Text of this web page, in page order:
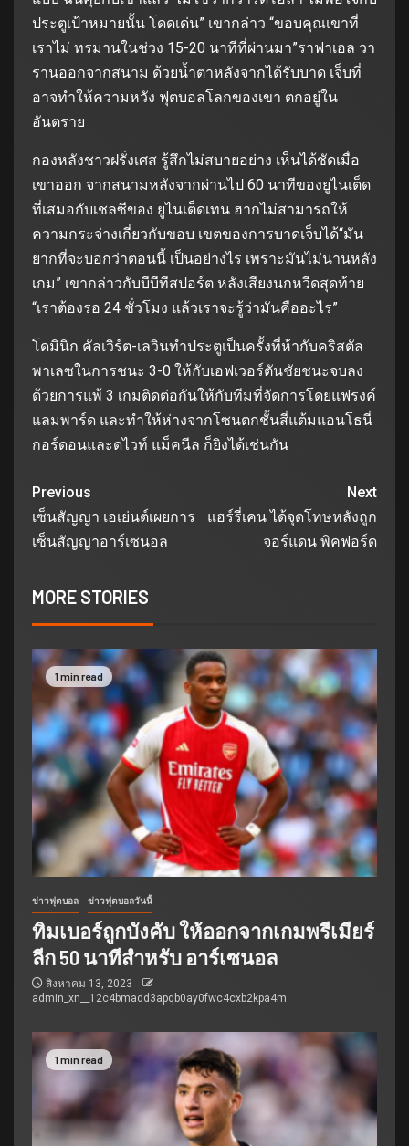
ประตูเป้าหมายนั้น โดดเด่น” เขากล่าว “ขอบคุณเขาที่
เราไม่ ทรมานในช่วง 15-20 นาทีที่ผ่านมา”ราฟาเอล วา
รานออกจากสนาม ด้วยน้ำตาหลังจากได้รับบาด เจ็บที่
อาจทำให้ความหวัง ฟุตบอลโลกของเขา ตกอยู่ใน
อันตราย
กองหลังชาวฝรั่งเศส รู้สึกไม่สบายอย่าง เห็นได้ชัดเมื่อ
เขาออก จากสนามหลังจากผ่านไป 60 นาทีของยูไนเต็ด
ที่เสมอกับเชลซีของ ยูไนเต็ดเทน ฮากไม่สามารถให้
ความกระจ่างเกี่ยวกับขอบ เขตของการบาดเจ็บได้“มัน
ยากที่จะบอกว่าตอนนี้ เป็นอย่างไร เพราะมันไม่นานหลัง
เกม” เขากล่าวกับบีบีทีสปอร์ต หลังเสียงนกหวีดสุดท้าย
“เราต้องรอ 24 ชั่วโมง แล้วเราจะรู้ว่ามันคืออะไร”
โดมินิก คัลเวิร์ต-เลวินทำประตูเป็นครั้งที่ห้ากับคริสตัล
พาเลซในการชนะ 3-0 ให้กับเอฟเวอร์ตันชัยชนะจบลง
ด้วยการแพ้ 3 เกมติดต่อกันให้กับทีมที่จัดการโดยแฟรงค์
แลมพาร์ด และทำให้ห่างจากโซนตกชั้นสี่แต้มแอนโธนี่
กอร์ดอนและดไวท์ แม็คนีล ก็ยิงได้เช่นกัน
Previous
เซ็นสัญญา เอเย่นต์เผยการ
เซ็นสัญญาอาร์เซนอล
Next
แฮร์รี่เคน ได้จุดโทษหลังถูก
จอร์แดน พิคฟอร์ด
MORE STORIES
1 min read
ข่าวฟุตบอล ข่าวฟุตบอลวันนี้
ทิมเบอร์ถูกบังคับ ให้ออกจากเกมพรีเมียร์
ลีก 50 นาทีสำหรับ อาร์เซนอล
สิงหาคม 13, 2023
admin_xn__12c4bmadd3apqb0ay0fwc4cxb2kpa4m
1 min read